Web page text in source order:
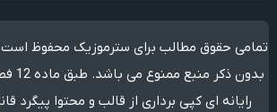
تمامی حقوق مطالب برای سترموزیک محفوظ است
رایانه ای کپی برداری از قالب و محتوا پیگرد